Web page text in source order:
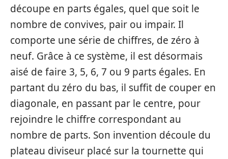
découpe en parts égales, quel que soit le
nombre de convives, pair ou impair. Il
comporte une série de chiffres, de zéro à
neuf. Grâce à ce système, il est désormais
aisé de faire 3, 5, 6, 7 ou 9 parts égales. En
partant du zéro du bas, il suffit de couper en
diagonale, en passant par le centre, pour
rejoindre le chiffre correspondant au
nombre de parts. Son invention découle du
plateau diviseur placé sur la tournette qui